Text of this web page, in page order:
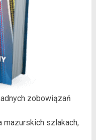
zobowiązań
mazurskich szlakach,